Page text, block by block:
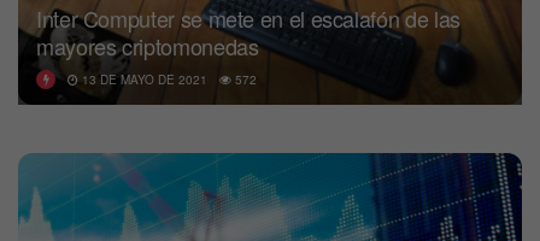
Inter Computer se mete en el escalafón de las
mayores criptomonedas
13 DE MAYO DE 2021 572